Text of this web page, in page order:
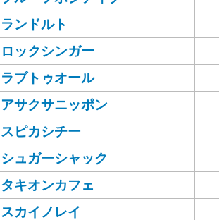
ランドルト
ロックシンガー
ラブトゥオール
アサクサニッポン
スピカシチー
シュガーシャック
タキオンカフェ
スカイノレイ